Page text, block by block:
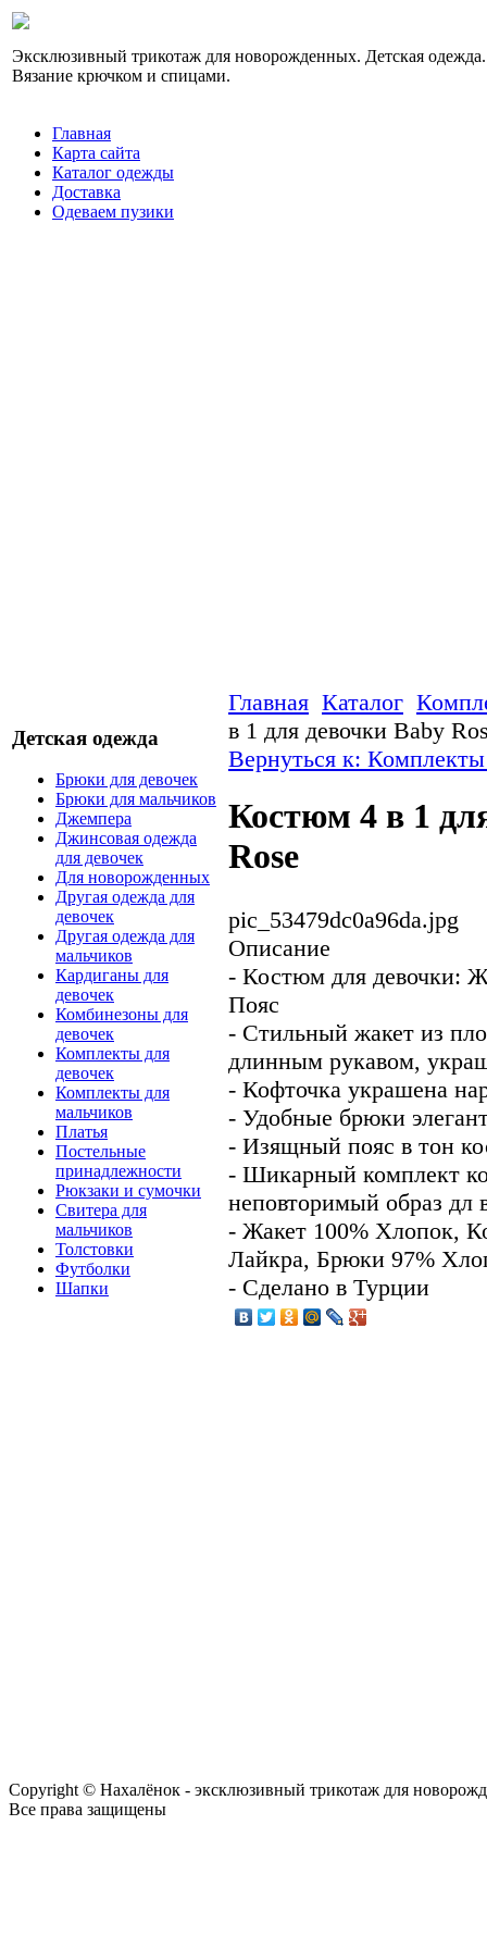
Эксклюзивный трикотаж для новорожденных. Детская одежда.
Вязание крючком и спицами.
Главная
Карта сайта
Каталог одежды
Доставка
Одеваем пузики
Детская одежда
Брюки для девочек
Брюки для мальчиков
Джемпера
Джинсовая одежда
для девочек
Для новорожденных
Другая одежда для
девочек
Другая одежда для
мальчиков
Кардиганы для
девочек
Комбинезоны для
девочек
Комплекты для
девочек
Комплекты для
мальчиков
Платья
Постельные
принадлежности
Рюкзаки и сумочки
Свитера для
мальчиков
Толстовки
Футболки
Шапки
Главная Каталог
в 1 для девочки Baby
Вернуться к: Комплекты
Костюм 4 в 1
Rose
pic_53479dc0a96da.jpg
Описание
- Костюм для девочки:
Пояс
- Стильный жакет из
длинным рукавом,
- Кофточка украшена
- Удобные брюки
- Изящный пояс в тон
- Шикарный комплект
неповторимый образ дл
- Жакет 100% Хлопок,
Лайкра, Брюки 97%
- Сделано в Турции
Copyright © Нахалёнок - эксклюзивный трикотаж для
Все права защищены